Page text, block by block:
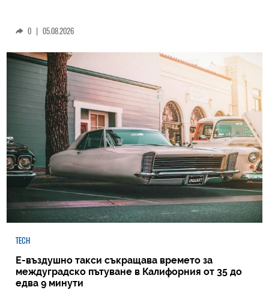
0 | 05.08.2026
TECH
Е-въздушно такси съкращава времето за
междуградско пътуване в Калифорния от 35 до
едва 9 минути